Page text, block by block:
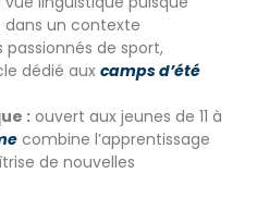
dans un contexte
passionnés de sport,
dédié aux camps d’été
: ouvert aux jeunes de 11 à
combine l’apprentissage
de nouvelles